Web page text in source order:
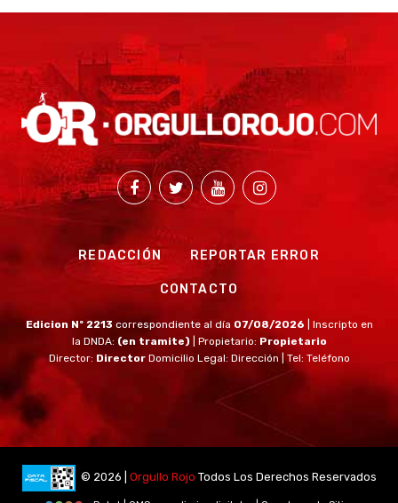
REDACCIÓN REPORTAR ERROR
CONTACTO
Edicion Nº 2213 correspondiente al día 07/08/2026
| Inscripto en
la DNDA: (en tramite) | Propietario: Propietario
Director: Director Domicilio Legal: Dirección | Tel: Teléfono
© 2026 | Orgullo Rojo Todos Los Derechos Reservados